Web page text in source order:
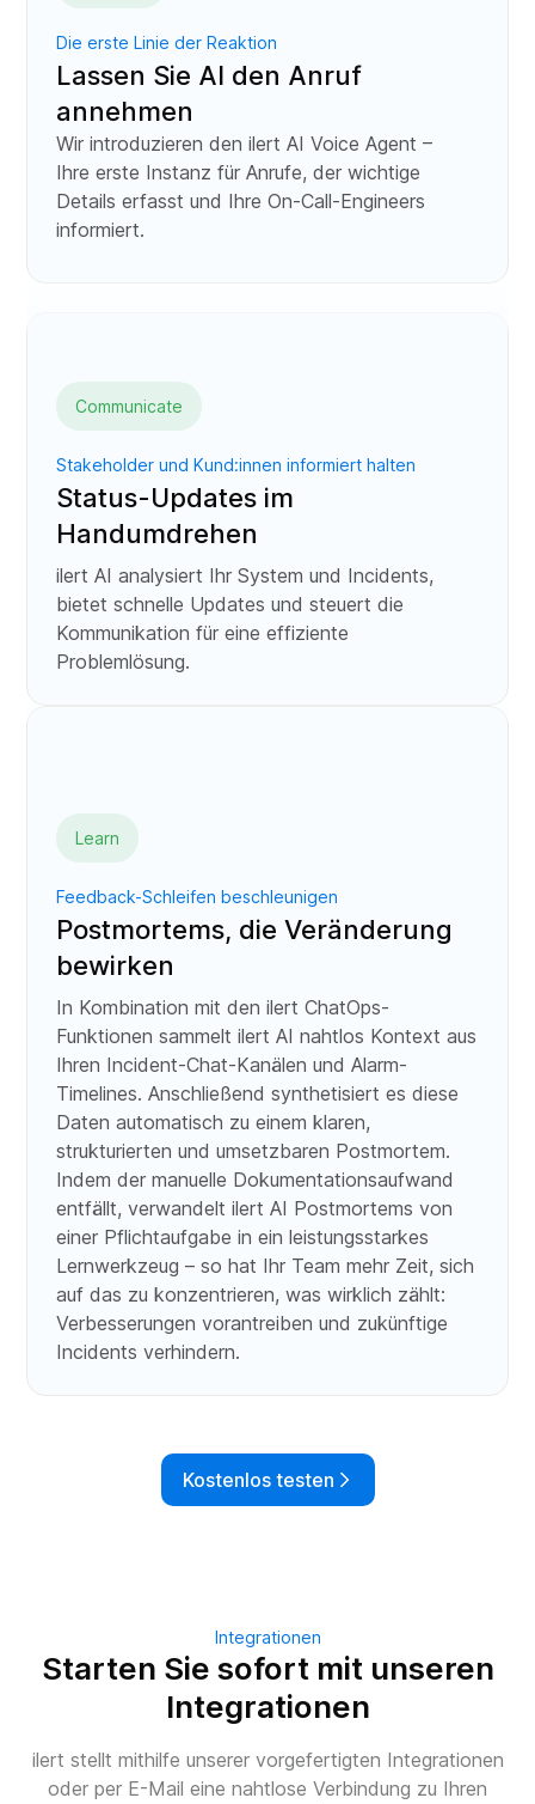
Die erste Linie der Reaktion
Lassen Sie AI den Anruf
annehmen
Wir introduzieren den ilert AI Voice Agent –
Ihre erste Instanz für Anrufe, der wichtige
Details erfasst und Ihre On-Call-Engineers
informiert.
Communicate
Stakeholder und Kund:innen informiert halten
Status-Updates im
Handumdrehen
ilert AI analysiert Ihr System und Incidents,
bietet schnelle Updates und steuert die
Kommunikation für eine effiziente
Problemlösung.
Learn
Feedback-Schleifen beschleunigen
Postmortems, die Veränderung
bewirken
In Kombination mit den ilert ChatOps-
Funktionen sammelt ilert AI nahtlos Kontext aus
Ihren Incident-Chat-Kanälen und Alarm-
Timelines. Anschließend synthetisiert es diese
Daten automatisch zu einem klaren,
strukturierten und umsetzbaren Postmortem.
Indem der manuelle Dokumentationsaufwand
entfällt, verwandelt ilert AI Postmortems von
einer Pflichtaufgabe in ein leistungsstarkes
Lernwerkzeug – so hat Ihr Team mehr Zeit, sich
auf das zu konzentrieren, was wirklich zählt:
Verbesserungen vorantreiben und zukünftige
Incidents verhindern.
Kostenlos testen
Integrationen
Starten Sie sofort mit unseren
Integrationen
ilert stellt mithilfe unserer vorgefertigten Integrationen
oder per E-Mail eine nahtlose Verbindung zu Ihren